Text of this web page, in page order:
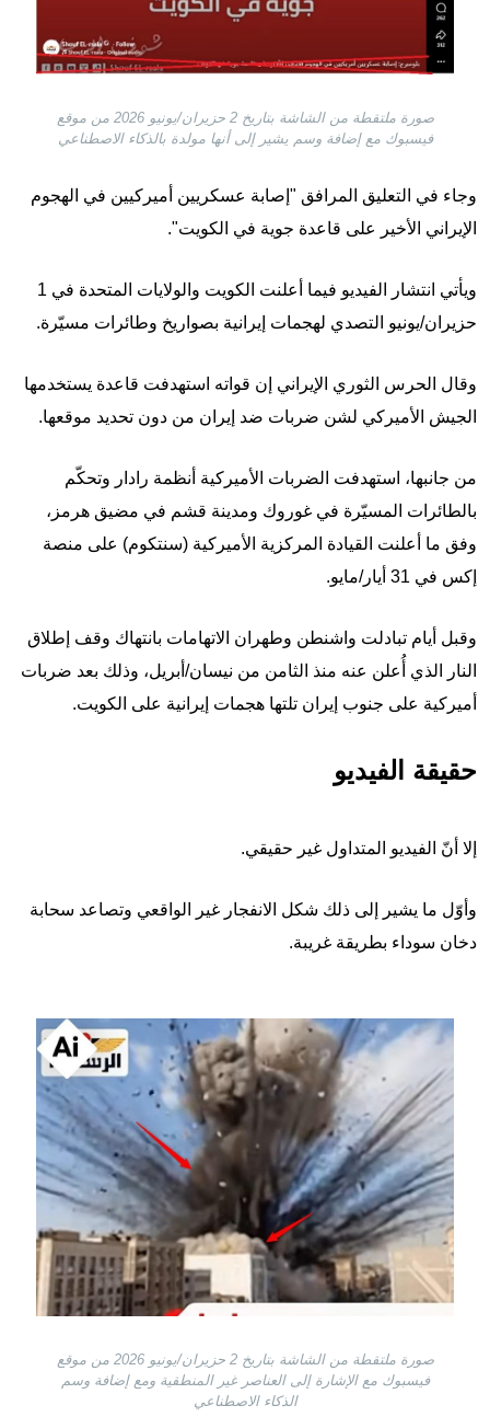
صورة ملتقطة من الشاشة بتاريخ 2 حزيران/يونيو 2026 من موقع
فيسبوك مع إضافة وسم يشير إلى أنها مولدة بالذكاء الاصطناعي
وجاء في التعليق المرافق "إصابة عسكريين أميركيين في الهجوم
الإيراني الأخير على قاعدة جوية في الكويت".
ويأتي انتشار الفيديو فيما أعلنت الكويت والولايات المتحدة في 1
حزيران/يونيو التصدي لهجمات إيرانية بصواريخ وطائرات مسيّرة.
وقال الحرس الثوري الإيراني إن قواته استهدفت قاعدة يستخدمها
الجيش الأميركي لشن ضربات ضد إيران من دون تحديد موقعها.
من جانبها، استهدفت الضربات الأميركية أنظمة رادار وتحكّم
بالطائرات المسيّرة في غوروك ومدينة قشم في مضيق هرمز،
وفق ما أعلنت القيادة المركزية الأميركية (سنتكوم) على منصة
إكس في 31 أيار/مايو.
وقبل أيام تبادلت واشنطن وطهران الاتهامات بانتهاك وقف إطلاق
النار الذي أُعلن عنه منذ الثامن من نيسان/أبريل، وذلك بعد ضربات
أميركية على جنوب إيران تلتها هجمات إيرانية على الكويت.
حقيقة الفيديو
إلا أنّ الفيديو المتداول غير حقيقي.
وأوّل ما يشير إلى ذلك شكل الانفجار غير الواقعي وتصاعد سحابة
دخان سوداء بطريقة غريبة.
Image
صورة ملتقطة من الشاشة بتاريخ 2 حزيران/يونيو 2026 من موقع
فيسبوك مع الإشارة إلى العناصر غير المنطقية ومع إضافة وسم
الذكاء الاصطناعي